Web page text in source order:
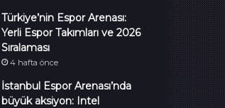
Türkiye’nin Espor Arenası:
Yerli Espor Takımları ve 2026
Sıralaması
4 hafta önce
İstanbul Espor Arenası’nda
büyük aksiyon: Intel